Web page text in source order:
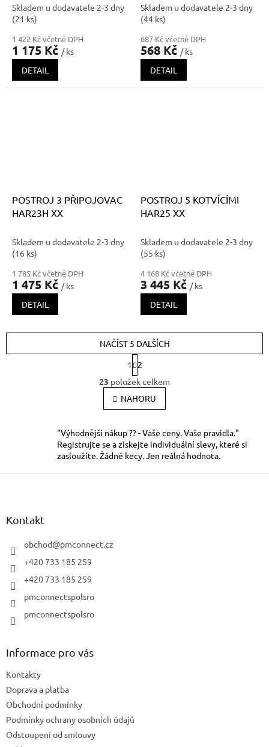
Skladem u dodavatele 2-3 dny
(21 ks)
1 422 Kč včetně DPH
1 175 Kč / ks
DETAIL
Skladem u dodavatele 2-3 dny
(44 ks)
687 Kč včetně DPH
568 Kč / ks
DETAIL
POSTROJ 3 PŘIPOJOVAC
HAR23H XX
Skladem u dodavatele 2-3 dny
(16 ks)
1 785 Kč včetně DPH
1 475 Kč / ks
DETAIL
POSTROJ 5 KOTVÍCÍMI
HAR25 XX
Skladem u dodavatele 2-3 dny
(55 ks)
4 168 Kč včetně DPH
3 445 Kč / ks
DETAIL
O
v
l
á
a
c
í
NAČÍST 5 DALŠÍCH
S
t
r
á
n
k
v
á
n
í
1
2
23 položek celkem
NAHORU
"Výhodnější nákup ?? - Vaše ceny. Vaše pravidla."
Registrujte se a získejte individuální slevy, které si
zasloužíte. Žádné kecy. Jen reálná hodnota.
Z
Kontakt
obchod@pmconnect.cz
+420 733 185 259
+420 733 185 259
pmconnectspolsro
pmconnectspolsro
Informace pro vás
Kontakty
Doprava a platba
Obchodní podmínky
Podmínky ochrany osobních údajů
Odstoupení od smlouvy